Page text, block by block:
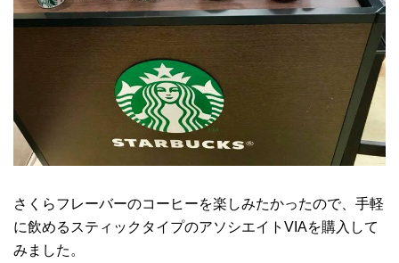
さくらフレーバーのコーヒーを楽しみたかったので、手軽
に飲めるスティックタイプのアソシエイトVIAを購入して
みました。